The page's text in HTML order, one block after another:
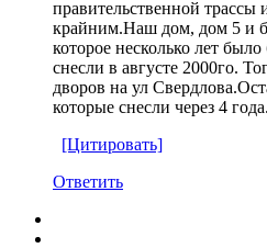
правительственной трассы
крайним.Наш дом, дом 5 и
которое несколько лет
снесли в августе 2000го.
дворов на ул
которые снесли через 4 года.
[Цитировать]
Ответить